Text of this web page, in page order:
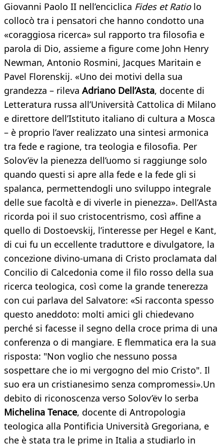
Giovanni Paolo II nell’enciclica Fides et Ratio lo
collocò tra i pensatori che hanno condotto una
«coraggiosa ricerca» sul rapporto tra filosofia e
parola di Dio, assieme a figure come John Henry
Newman, Antonio Rosmini, Jacques Maritain e
Pavel Florenskij. «Uno dei motivi della sua
grandezza – rileva Adriano Dell’Asta, docente di
Letteratura russa all’Università Cattolica di Milano
e direttore dell’Istituto italiano di cultura a Mosca
– è proprio l’aver realizzato una sintesi armonica
tra fede e ragione, tra teologia e filosofia. Per
Solov’ëv la pienezza dell’uomo si raggiunge solo
quando questi si apre alla fede e la fede gli si
spalanca, permettendogli uno sviluppo integrale
delle sue facoltà e di viverle in pienezza». Dell’Asta
ricorda poi il suo cristocentrismo, così affine a
quello di Dostoevskij, l’interesse per Hegel e Kant,
di cui fu un eccellente traduttore e divulgatore, la
concezione divino-umana di Cristo proclamata dal
Concilio di Calcedonia come il filo rosso della sua
ricerca teologica, così come la grande tenerezza
con cui parlava del Salvatore: «Si racconta spesso
questo aneddoto: molti amici gli chiedevano
perché si facesse il segno della croce prima di una
conferenza o di mangiare. E flemmatica era la sua
risposta: "Non voglio che nessuno possa
sospettare che io mi vergogno del mio Cristo". Il
suo era un cristianesimo senza compromessi».Un
debito di riconoscenza verso Solov’ëv lo serba
Michelina Tenace, docente di Antropologia
teologica alla Pontificia Università Gregoriana, e
che è stata tra le prime in Italia a studiarlo in